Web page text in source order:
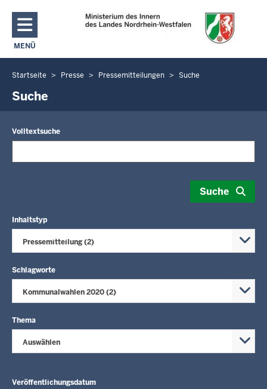
Direkt zum Inhalt
MENÜ
NAVIGATION AKTIVIEREN/DEAKTIVIEREN: MAIN MENU
Sie
befinden
Startseite Presse Pressemitteilungen Suche
Suche
Volltextsuche
Suche
Inhaltstyp
Pressemitteilung (2)
Schlagworte
Kommunalwahlen 2020 (2)
Thema
Auswählen
Veröffentlichungsdatum